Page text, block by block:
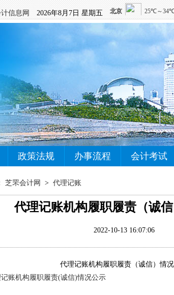
信息网 2026年8月7日 星期五
政策法规 办事流程 会计考试
芝罘会计网 > 代理记账
代理记账机构履职履责（诚
2022-10-13 16:07:06
代理记账机构履职履责（诚信）情
账机构履职履责(诚信)情况公示